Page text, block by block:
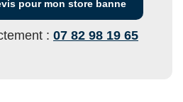
pour mon store banne
: 07 82 98 19 65